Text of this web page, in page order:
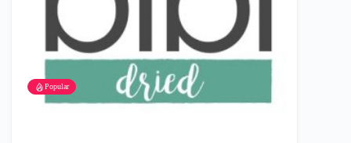
Popular